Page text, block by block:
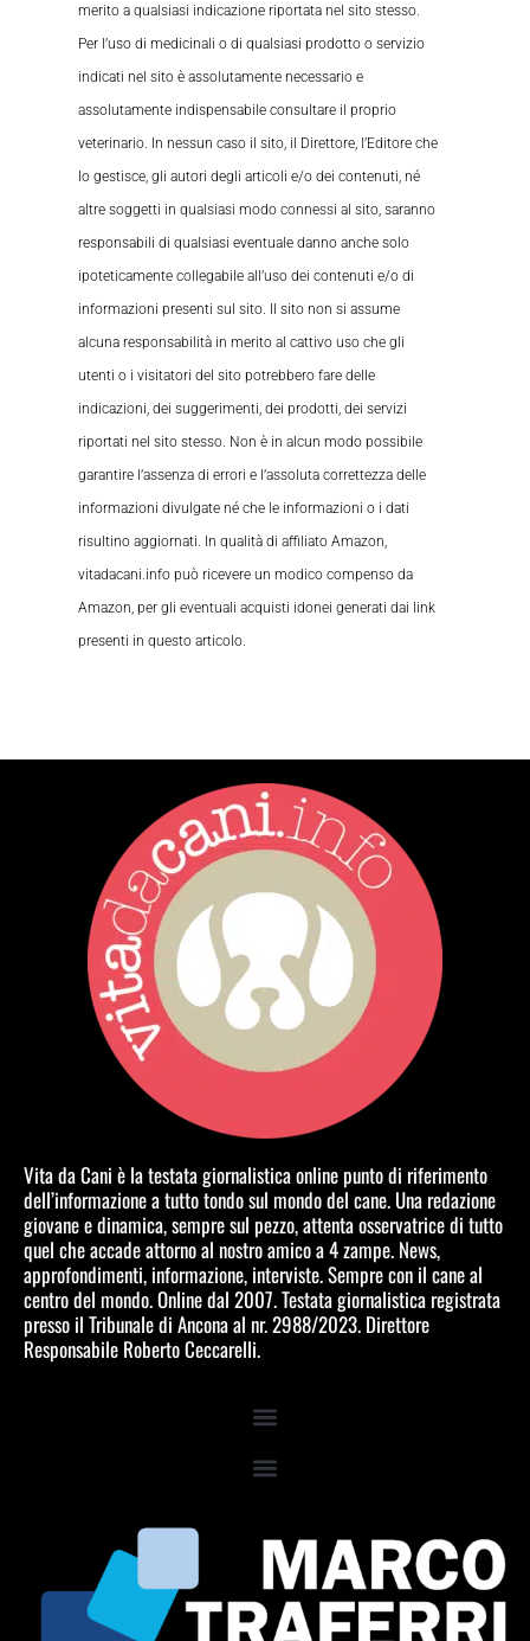
merito a qualsiasi indicazione riportata nel sito stesso.
Per l’uso di medicinali o di qualsiasi prodotto o servizio
indicati nel sito è assolutamente necessario e
assolutamente indispensabile consultare il proprio
veterinario. In nessun caso il sito, il Direttore, l’Editore che
lo gestisce, gli autori degli articoli e/o dei contenuti, né
altre soggetti in qualsiasi modo connessi al sito, saranno
responsabili di qualsiasi eventuale danno anche solo
ipoteticamente collegabile all’uso dei contenuti e/o di
informazioni presenti sul sito. Il sito non si assume
alcuna responsabilità in merito al cattivo uso che gli
utenti o i visitatori del sito potrebbero fare delle
indicazioni, dei suggerimenti, dei prodotti, dei servizi
riportati nel sito stesso. Non è in alcun modo possibile
garantire l’assenza di errori e l’assoluta correttezza delle
informazioni divulgate né che le informazioni o i dati
risultino aggiornati. In qualità di affiliato Amazon,
vitadacani.info può ricevere un modico compenso da
Amazon, per gli eventuali acquisti idonei generati dai link
presenti in questo articolo.
Vita da Cani è la testata giornalistica online punto di riferimento
dell’informazione a tutto tondo sul mondo del cane. Una redazione
giovane e dinamica, sempre sul pezzo, attenta osservatrice di tutto
quel che accade attorno al nostro amico a 4 zampe. News,
approfondimenti, informazione, interviste. Sempre con il cane al
centro del mondo. Online dal 2007. Testata giornalistica registrata
presso il Tribunale di Ancona al nr. 2988/2023. Direttore
Responsabile Roberto Ceccarelli.